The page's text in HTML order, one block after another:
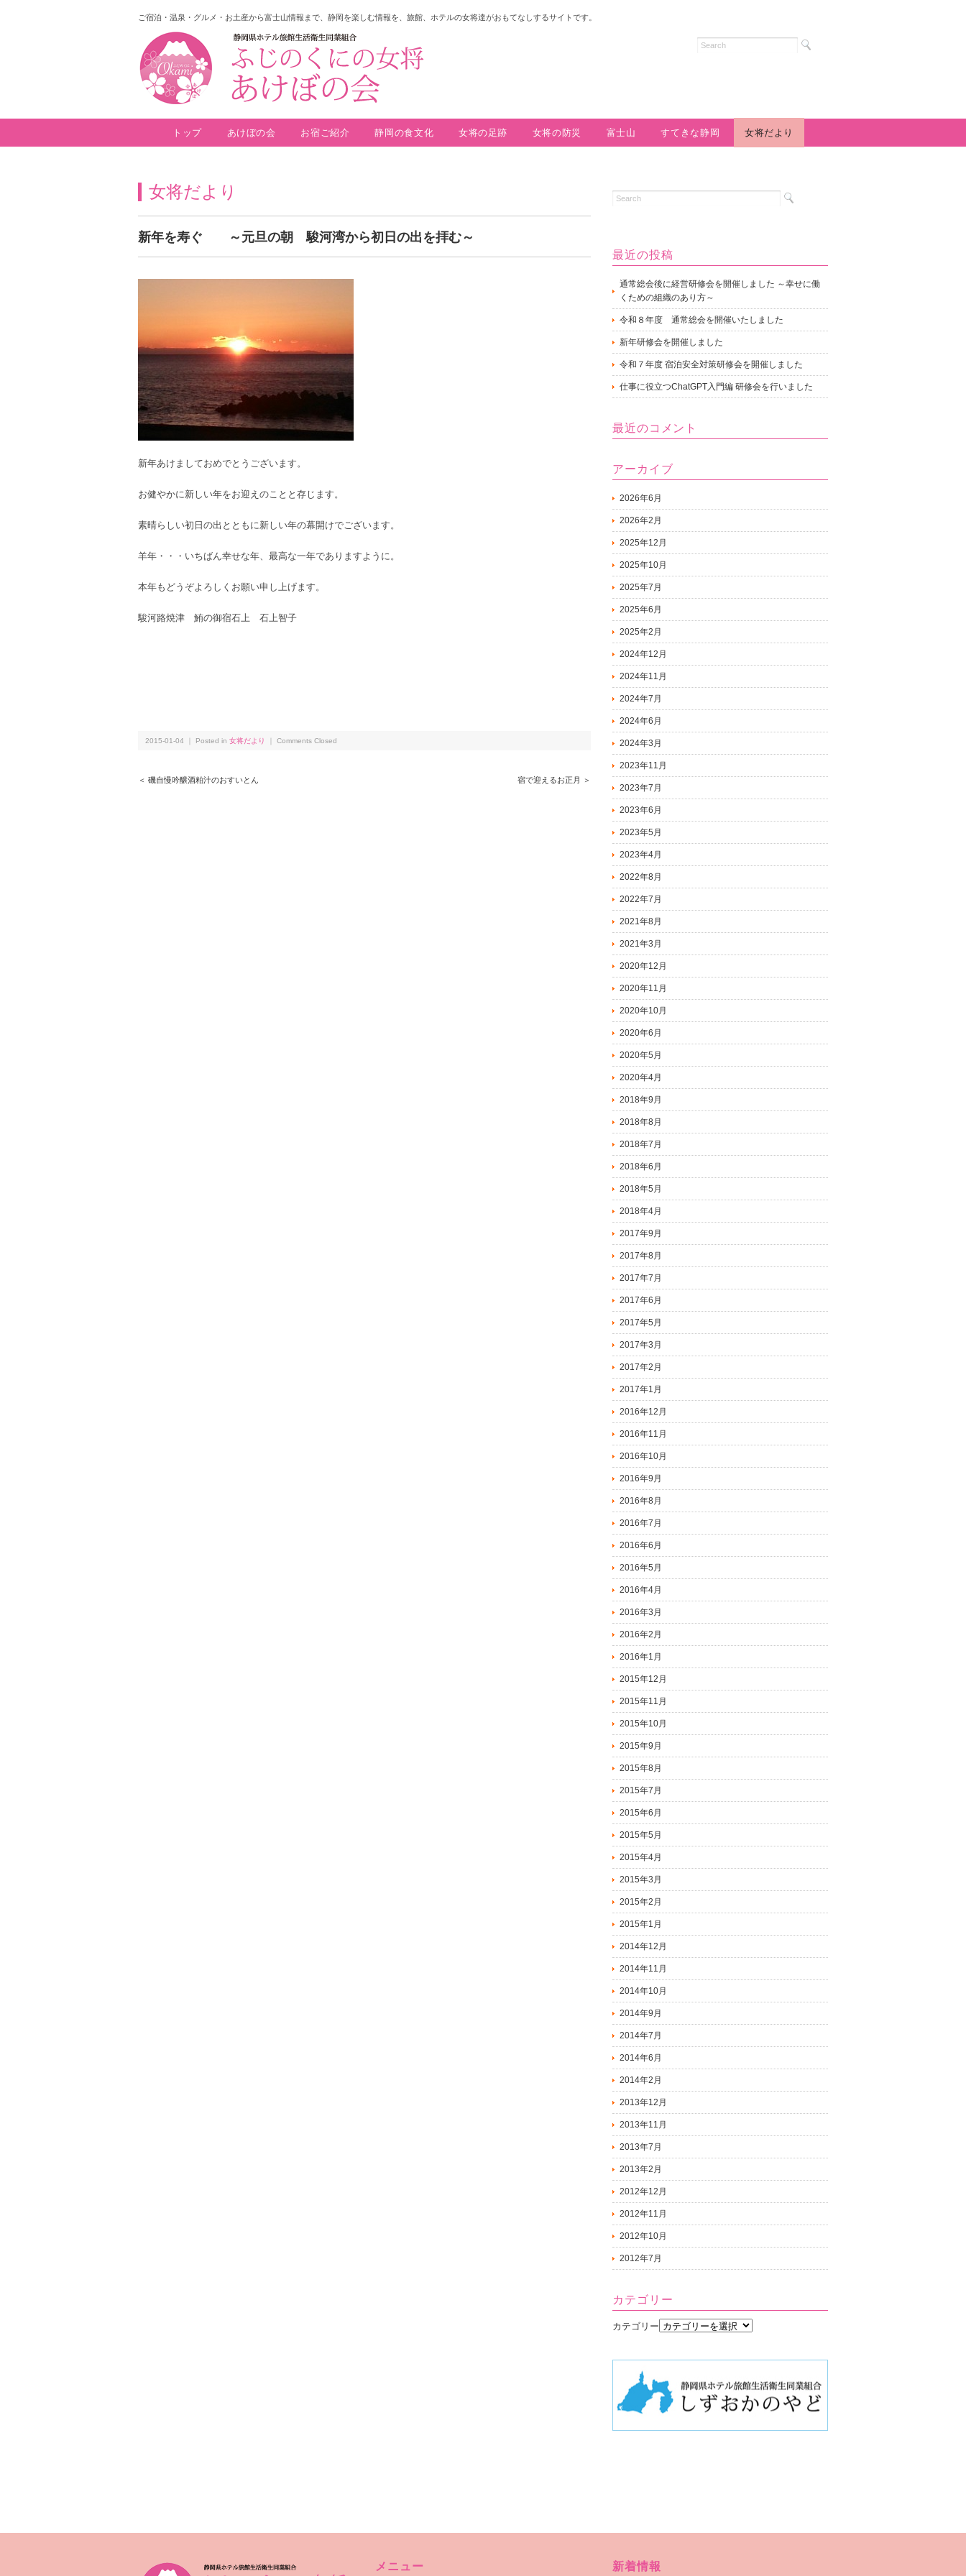
ご宿泊・温泉・グルメ・お土産から富士山情報まで、静岡を楽しむ情報を、旅館、ホテルの女将達がおもてなしするサイトです。
トップ あけぼの会 お宿ご紹介 静岡の食文化 女将の足跡 女将の防災 富士山 すてきな静岡 女将だより
女将だより
新年を寿ぐ ～元旦の朝 駿河湾から初日の出を拝む～
新年あけましておめでとうございます。
お健やかに新しい年をお迎えのことと存じます。
素晴らしい初日の出とともに新しい年の幕開けでございます。
羊年・・・いちばん幸せな年、最高な一年でありますように。
本年もどうぞよろしくお願い申し上げます。
駿河路焼津 鮪の御宿石上 石上智子
2015-01-04 ｜ Posted in 女将だより Comments Closed
＜ 磯自慢吟醸酒粕汁のおすいとん 宿で迎えるお正月 ＞
最近の投稿
通常総会後に経営研修会を開催しました ～幸せに働
くための組織のあり方～
令和８年度 通常総会を開催いたしました
新年研修会を開催しました
令和７年度 宿泊安全対策研修会を開催しました
仕事に役立つChatGPT入門編 研修会を行いました
最近のコメント
アーカイブ
2026年6月
2026年2月
2025年12月
2025年10月
2025年7月
2025年6月
2025年2月
2024年12月
2024年11月
2024年7月
2024年6月
2024年3月
2023年11月
2023年7月
2023年6月
2023年5月
2023年4月
2022年8月
2022年7月
2021年8月
2021年3月
2020年12月
2020年11月
2020年10月
2020年6月
2020年5月
2020年4月
2018年9月
2018年8月
2018年7月
2018年6月
2018年5月
2018年4月
2017年9月
2017年8月
2017年7月
2017年6月
2017年5月
2017年3月
2017年2月
2017年1月
2016年12月
2016年11月
2016年10月
2016年9月
2016年8月
2016年7月
2016年6月
2016年5月
2016年4月
2016年3月
2016年2月
2016年1月
2015年12月
2015年11月
2015年10月
2015年9月
2015年8月
2015年7月
2015年6月
2015年5月
2015年4月
2015年3月
2015年2月
2015年1月
2014年12月
2014年11月
2014年10月
2014年9月
2014年7月
2014年6月
2014年2月
2013年12月
2013年11月
2013年7月
2013年2月
2012年12月
2012年11月
2012年10月
2012年7月
カテゴリー
カテゴリー
メニュー 新着情報